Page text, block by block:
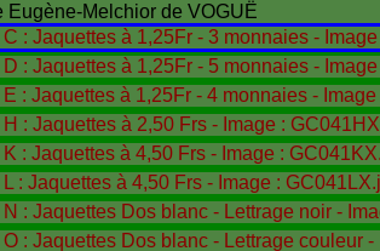
Eugène-Melchior de VOGUË